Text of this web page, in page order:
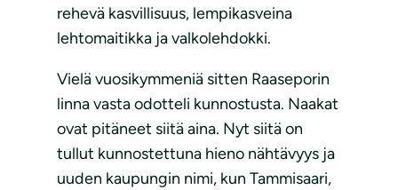
rehevä kasvillisuus, lempikasveina
lehtomaitikka ja valkolehdokki.
Vielä vuosikymmeniä sitten Raaseporin
linna vasta odotteli kunnostusta. Naakat
ovat pitäneet siitä aina. Nyt siitä on
tullut kunnostettuna hieno nähtävyys ja
uuden kaupungin nimi, kun Tammisaari,